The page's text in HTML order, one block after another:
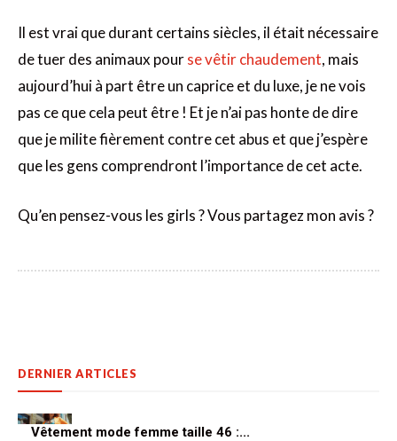
Il est vrai que durant certains siècles, il était nécessaire
de tuer des animaux pourse vêtir chaudement, mais
aujourd’hui à part être un caprice et du luxe, je ne vois
pas ce que cela peut être ! Et je n’ai pas honte de dire
que je milite fièrement contre cet abus et que j’espère
que les gens comprendront l’importance de cet acte.
Qu’en pensez-vous les girls ? Vous partagez mon avis ?
DERNIER ARTICLES
Vêtement mode femme taille 46 :...